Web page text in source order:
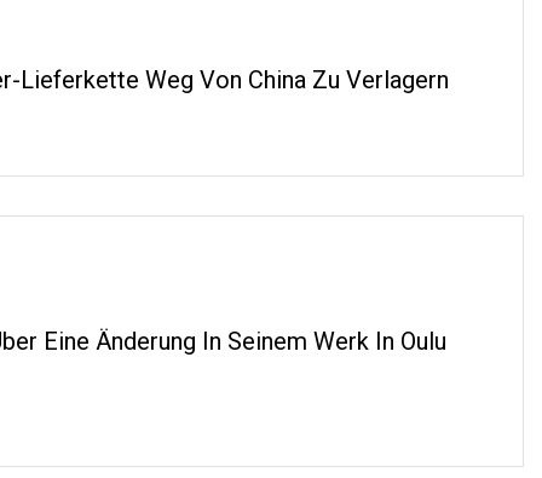
Weg Von China Zu Verlagern
Eine Änderung In Seinem Werk In Oulu